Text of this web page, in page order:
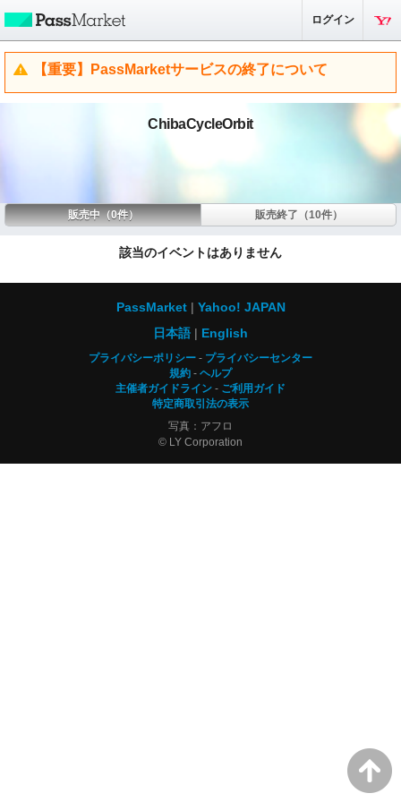
ログイン
【重要】PassMarketサービスの終了について
ChibaCycleOrbit
販売中（0件） 販売終了（10件）
該当のイベントはありません
PassMarket
Yahoo! JAPAN
日本語
English
プライバシーポリシー
プライバシーセンター
規約
ヘルプ
主催者ガイドライン
ご利用ガイド
特定商取引法の表示
写真：アフロ
© LY Corporation